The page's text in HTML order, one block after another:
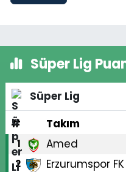
Süper Lig
Süper Lig
#
Takım
1 Amed
2 Erzurumspor FK